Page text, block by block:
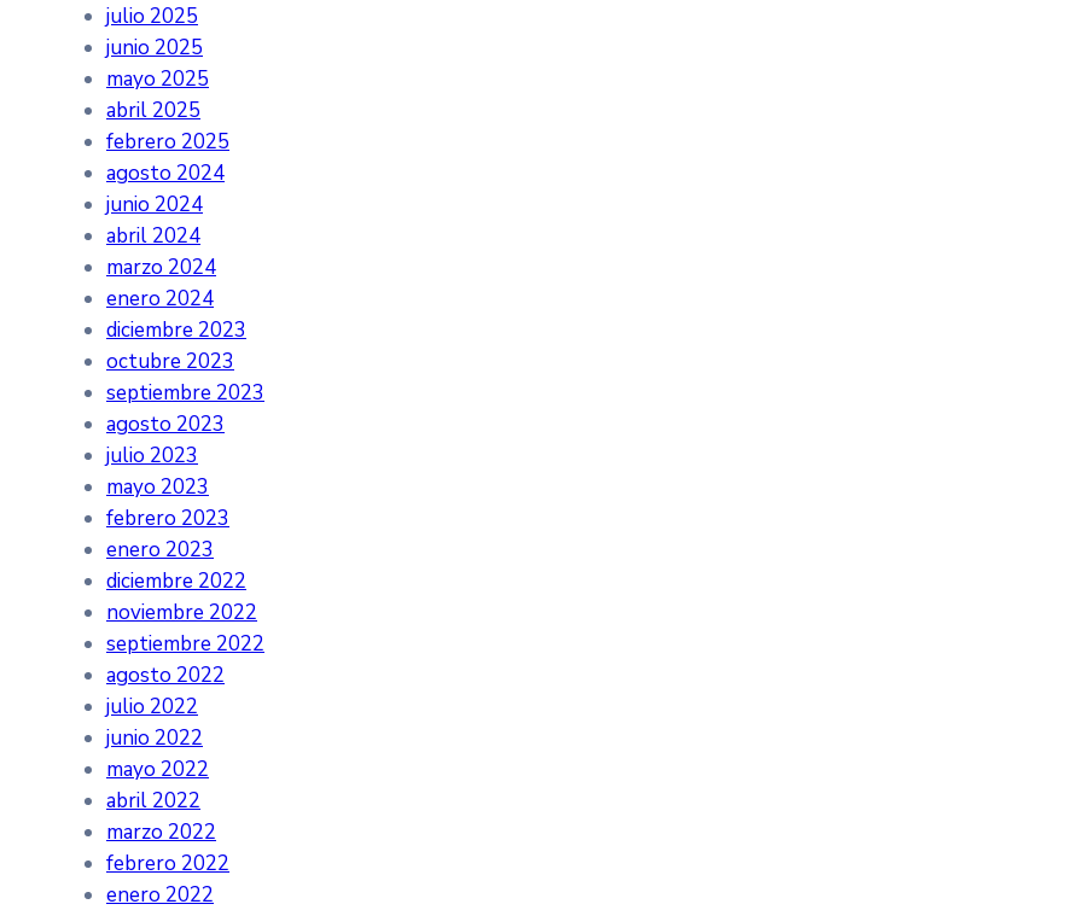
julio 2025
junio 2025
mayo 2025
abril 2025
febrero 2025
agosto 2024
junio 2024
abril 2024
marzo 2024
enero 2024
diciembre 2023
octubre 2023
septiembre 2023
agosto 2023
julio 2023
mayo 2023
febrero 2023
enero 2023
diciembre 2022
noviembre 2022
septiembre 2022
agosto 2022
julio 2022
junio 2022
mayo 2022
abril 2022
marzo 2022
febrero 2022
enero 2022